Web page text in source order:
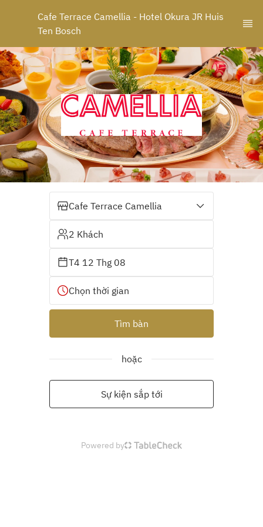
Cafe Terrace Camellia - Hotel Okura JR Huis
Ten Bosch
Cafe Terrace Camellia
2 Khách
T4 12 Thg 08
Chọn thời gian
Tìm bàn
hoặc
Sự kiện sắp tới
Powered by